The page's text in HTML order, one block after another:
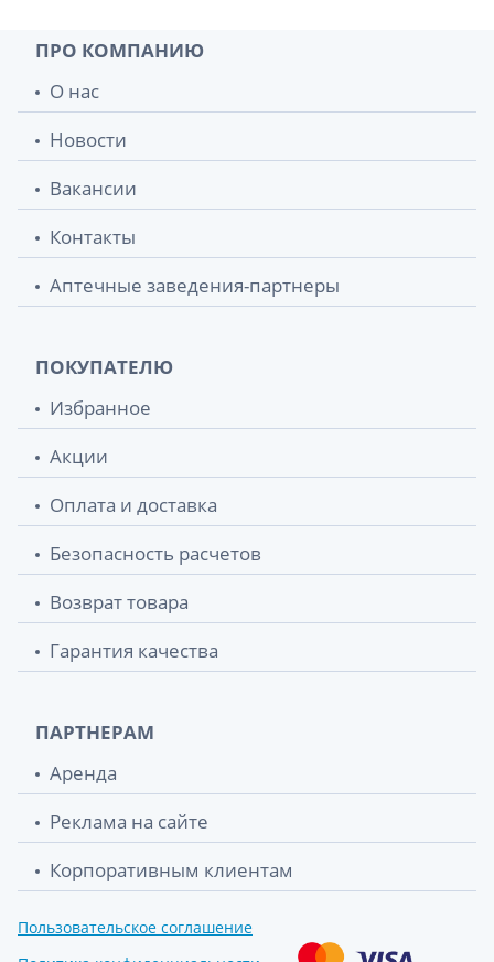
ПРО КОМПАНИЮ
О нас
Новости
Вакансии
Контакты
Аптечные заведения-партнеры
ПОКУПАТЕЛЮ
Избранное
Акции
Оплата и доставка
Безопасность расчетов
Возврат товара
Гарантия качества
ПАРТНЕРАМ
Аренда
Реклама на сайте
Корпоративным клиентам
Пользовательское соглашение